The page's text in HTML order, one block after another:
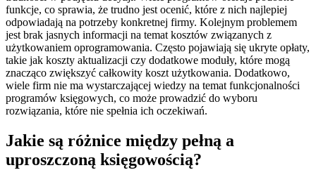
funkcje, co sprawia, że trudno jest ocenić, które z nich najlepiej
odpowiadają na potrzeby konkretnej firmy. Kolejnym problemem
jest brak jasnych informacji na temat kosztów związanych z
użytkowaniem oprogramowania. Często pojawiają się ukryte opłaty,
takie jak koszty aktualizacji czy dodatkowe moduły, które mogą
znacząco zwiększyć całkowity koszt użytkowania. Dodatkowo,
wiele firm nie ma wystarczającej wiedzy na temat funkcjonalności
programów księgowych, co może prowadzić do wyboru
rozwiązania, które nie spełnia ich oczekiwań.
Jakie są różnice między pełną a
uproszczoną księgowością?